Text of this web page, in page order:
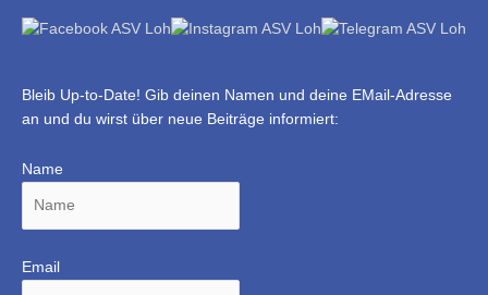
Bleib Up-to-Date! Gib deinen Namen und deine EMail-Adresse
an und du wirst über neue Beiträge informiert:
Name
Email